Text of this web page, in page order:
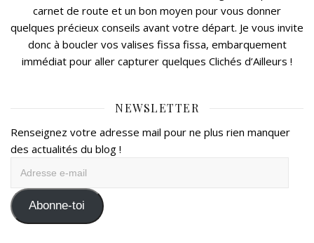
carnet de route et un bon moyen pour vous donner
quelques précieux conseils avant votre départ. Je vous invite
donc à boucler vos valises fissa fissa, embarquement
immédiat pour aller capturer quelques Clichés d’Ailleurs !
NEWSLETTER
Renseignez votre adresse mail pour ne plus rien manquer
des actualités du blog !
mail Abonne-toi